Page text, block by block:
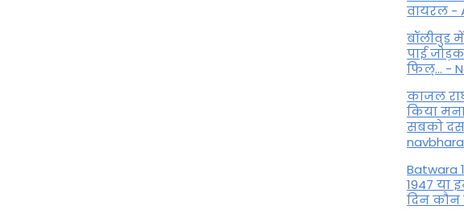
वायरल -
बॉलीवुड
पाई
फिल्... -
काजल
किया
सबको
Batwara
1947 या
दिन कौन